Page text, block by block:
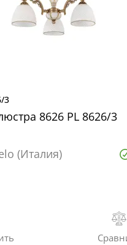
3
8626 PL 8626/3
(Италия)